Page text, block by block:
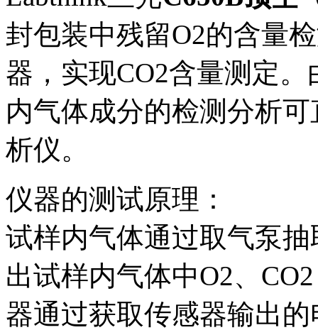
封包装中残留O2的含量
器，实现CO2含量测定
内气体成分的检测分析
析仪。
仪器的测试原理：
试样内气体通过取气泵
出试样内气体中O2、
器通过获取传感器输出